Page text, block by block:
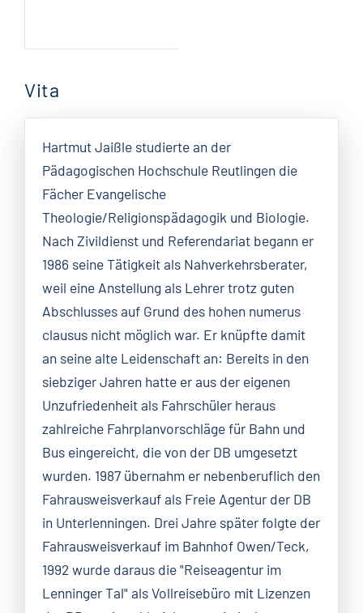
Vita
Hartmut Jaißle studierte an der
Pädagogischen Hochschule Reutlingen die
Fächer Evangelische
Theologie/Religionspädagogik und Biologie.
Nach Zivildienst und Referendariat begann er
1986 seine Tätigkeit als Nahverkehrsberater,
weil eine Anstellung als Lehrer trotz guten
Abschlusses auf Grund des hohen numerus
clausus nicht möglich war. Er knüpfte damit
an seine alte Leidenschaft an: Bereits in den
siebziger Jahren hatte er aus der eigenen
Unzufriedenheit als Fahrschüler heraus
zahlreiche Fahrplanvorschläge für Bahn und
Bus eingereicht, die von der DB umgesetzt
wurden. 1987 übernahm er nebenberuflich den
Fahrausweisverkauf als Freie Agentur der DB
in Unterlenningen. Drei Jahre später folgte der
Fahrausweisverkauf im Bahnhof Owen/Teck,
1992 wurde daraus die "Reiseagentur im
Lenninger Tal" als Vollreisebüro mit Lizenzen